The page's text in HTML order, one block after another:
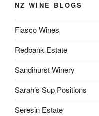
NZ WINE BLOGS
Fiasco Wines
Redbank Estate
Sandihurst Winery
Sarah’s Sup Positions
Seresin Estate